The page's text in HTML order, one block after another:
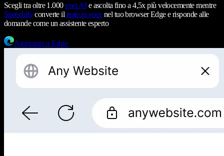
Scegli tra oltre 1.000voci AIe ascolta fino a 4,5x più velocemente mentre
Speechifyconverte il testo in vocenel tuo browser Edge e risponde alle
domande come un assistente esperto
Aggiungi a Edge